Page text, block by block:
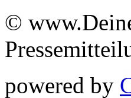
©
powered by